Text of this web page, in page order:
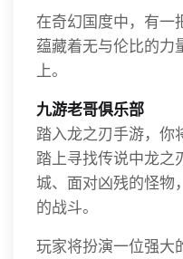
在奇幻国度中，有一
蕴藏着无与伦比的力
上。
九游老哥俱乐部
踏入龙之刃手游，你
踏上寻找传说中龙之
城、面对凶残的怪物
的战斗。
玩家将扮演一位强大